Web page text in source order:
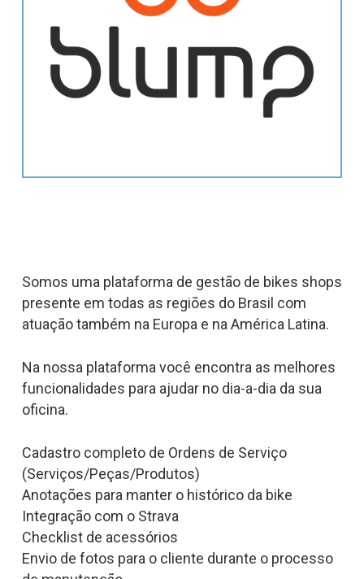
Somos uma plataforma de gestão de bikes shops
presente em todas as regiões do Brasil com
atuação também na Europa e na América Latina.
Na nossa plataforma você encontra as melhores
funcionalidades para ajudar no dia-a-dia da sua
oficina.
Cadastro completo de Ordens de Serviço
(Serviços/Peças/Produtos)
Anotações para manter o histórico da bike
Integração com o Strava
Checklist de acessórios
Envio de fotos para o cliente durante o processo